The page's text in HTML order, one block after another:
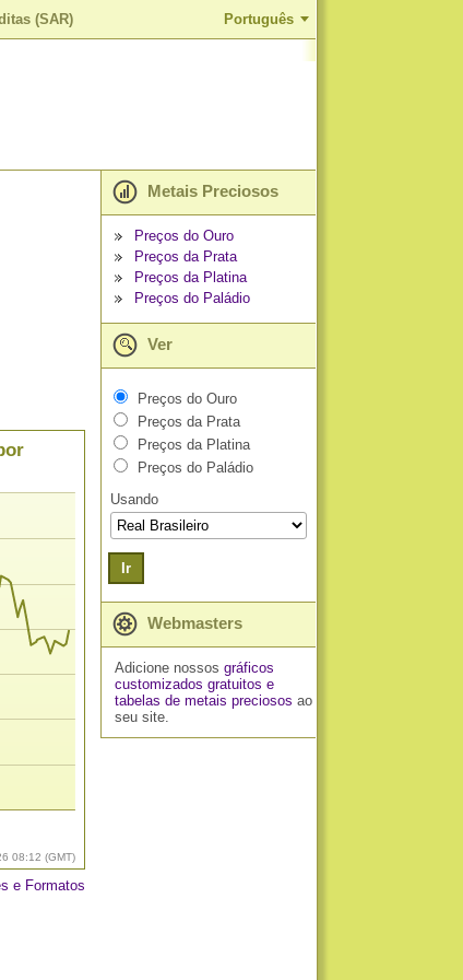
(SAR) Português
08:12 (GMT)
e Formatos
Metais Preciosos
Preços do Ouro
Preços da Prata
Preços da Platina
Preços do Paládio
Ver
Preços do Ouro
Preços da Prata
Preços da Platina
Preços do Paládio
Usando
Ir
Webmasters
Adicione nossos gráficos
customizados gratuitos e
tabelas de metais preciosos ao
seu site.